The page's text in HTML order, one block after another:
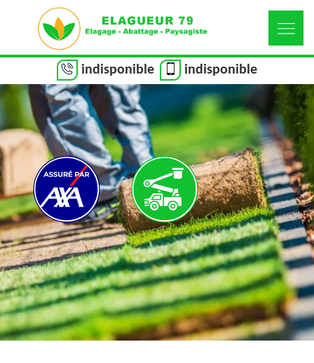
indisponible indisponible